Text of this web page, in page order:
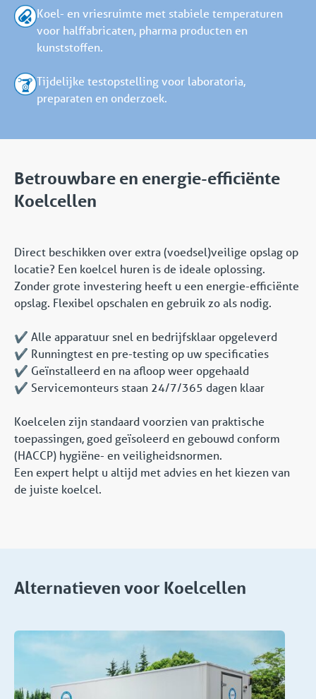
Koel- en vriesruimte met stabiele temperaturen
voor halffabricaten, pharma producten en
kunststoffen.
Tijdelijke testopstelling voor laboratoria,
preparaten en onderzoek.
Betrouwbare en energie-efficiënte
Koelcellen
Direct beschikken over extra (voedsel)veilige opslag op
locatie? Een koelcel huren is de ideale oplossing.
Zonder grote investering heeft u een energie-efficiënte
opslag. Flexibel opschalen en gebruik zo als nodig.
✔️ Alle apparatuur snel en bedrijfsklaar opgeleverd
✔️ Runningtest en pre-testing op uw specificaties
✔️ Geïnstalleerd en na afloop weer opgehaald
✔️ Servicemonteurs staan 24/7/365 dagen klaar
Koelcelen zijn standaard voorzien van praktische
toepassingen, goed geïsoleerd en gebouwd conform
(HACCP) hygiëne- en veiligheidsnormen.
Een expert helpt u altijd met advies en het kiezen van
de juiste koelcel.
Alternatieven voor Koelcellen